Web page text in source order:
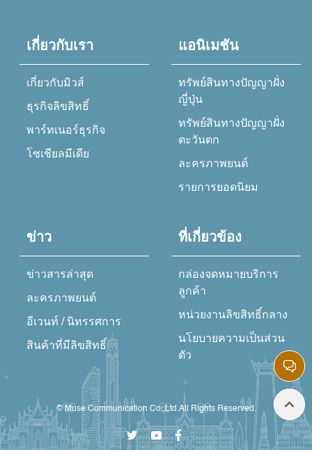
เกี่ยวกับเรา
เกี่ยวกับมิวส์
ธุรกิจลิขสิทธิ์
พาร์ทเนอร์ธุรกิจ
โซเชียลมีเดีย
แอนิเมชัน
ทรัพย์สินทางปัญญาฝั่ง
ญี่ปุ่น
ทรัพย์สินทางปัญญาฝั่ง
ตะวันตก
ละครภาพยนต์
รายการยอดนิยม
ข่าว
ข่าวสารล่าสุด
ละครภาพยนต์
อีเวนท์ / นิทรรศการ
สินค้าที่มีลิขสิทธิ์
ที่เกี่ยวข้อง
กล่องจดหมายบริการ
ลูกค้า
หน่วยงานลิขสิทธิ์กลาง
นโยบายความเป็นส่วน
ตัว
© Muse Communication Co.,Ltd.All Rights Reserved.